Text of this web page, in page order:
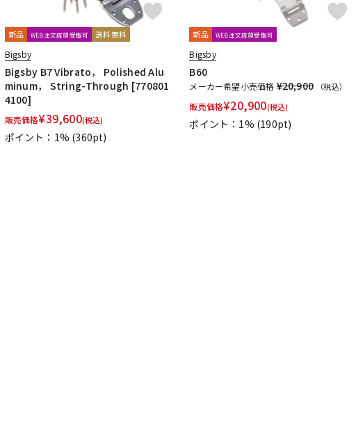
新品 WEB注文店頭受取可 送料無料
Bigsby
Bigsby B7 Vibrato， Polished Alu
minum， String-Through [770801
4100]
販売価格¥39,600(税込)
ポイント：1% (360pt)
新品 WEB注文店頭受取可
Bigsby
B60
メーカー希望小売価格 ¥20,900 （税込）
販売価格¥20,900(税込)
ポイント：1% (190pt)